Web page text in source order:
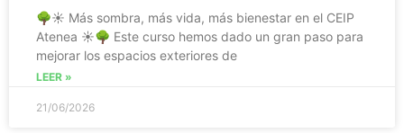
🌳☀️ Más sombra, más vida, más bienestar en el CEIP
Atenea ☀️🌳 Este curso hemos dado un gran paso para
mejorar los espacios exteriores de
LEER »
21/06/2026